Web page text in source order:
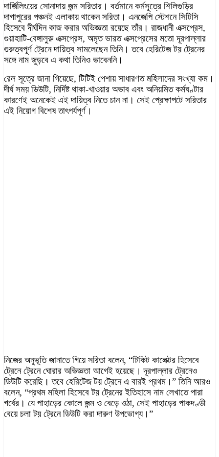
দার্জিলিংয়ের সোনাদায় জন্ম সরিতার। বর্তমানে কর্মসূত্রে শিলিগুড়ির
দাগাপুরের পঞ্চনই এলাকায় থাকেন সরিতা। এনজেপি স্টেশনে সিটিসি
হিসেবে দীর্ঘদিন কাজ করার অভিজ্ঞতা রয়েছে তাঁর। রাজধানী এক্সপ্রেস,
গুয়াহাটি-বেঙ্গালুরু এক্সপ্রেস, অমৃত ভারত এক্সপ্রেসের মতো দূরপাল্লার
গুরুত্বপূর্ণ ট্রেনে দায়িত্ব সামলেছেন তিনি। তবে হেরিটেজ টয় ট্রেনের
সঙ্গে নাম জুড়বে এ কথা তিনিও ভাবেননি।
রেল সূত্রে জানা গিয়েছে, টিটিই পেশায় সাধারণত মহিলাদের সংখ্যা কম।
দীর্ঘ সময় ডিউটি, নির্দিষ্ট থাকা-খাওয়ার অভাব এবং অনিয়মিত কর্মঘণ্টার
কারণেই অনেকেই এই দায়িত্ব নিতে চান না। সেই প্রেক্ষাপটে সরিতার
এই নিয়োগ বিশেষ তাৎপর্যপূর্ণ।
নিজের অনুভূতি জানাতে গিয়ে সরিতা বলেন, “টিকিট কালেক্টর হিসেবে
ট্রেনে ট্রেনে ঘোরার অভিজ্ঞতা আগেই হয়েছে। দূরপাল্লার ট্রেনেও
ডিউটি করেছি। তবে হেরিটেজ টয় ট্রেনে এ বারই প্রথম।” তিনি আরও
বলেন, “প্রথম মহিলা হিসেবে টয় ট্রেনের ইতিহাসে নাম লেখাতে পারা
গর্বের। যে পাহাড়ের কোলে জন্ম ও বেড়ে ওঠা, সেই পাহাড়ের পাকদণ্ডী
বেয়ে চলা টয় ট্রেনে ডিউটি করা দারুণ উপভোগ্য।”